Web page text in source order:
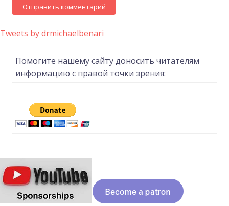
Tweets by drmichaelbenari
Помогите нашему сайту доносить читателям
информацию с правой точки зрения: